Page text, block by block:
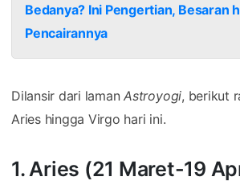
Bedanya? Ini Pengertian, Besaran
Pencairannya
Dilansir dari lamanAstroyogi, berikut
Aries hingga Virgo hari ini.
1. Aries (21 Maret-19